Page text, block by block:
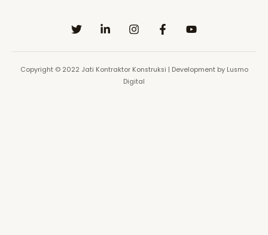
Copyright © 2022 Jati Kontraktor Konstruksi | Development by Lusmo
Digital